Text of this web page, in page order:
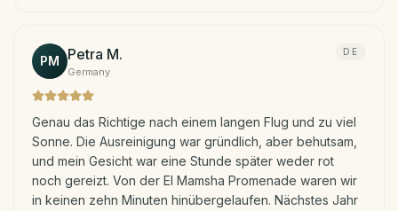
PM Petra M.
Germany
DE
Genau das Richtige nach einem langen Flug und zu viel
Sonne. Die Ausreinigung war gründlich, aber behutsam,
und mein Gesicht war eine Stunde später weder rot
noch gereizt. Von der El Mamsha Promenade waren wir
in keinen zehn Minuten hinübergelaufen. Nächstes Jahr